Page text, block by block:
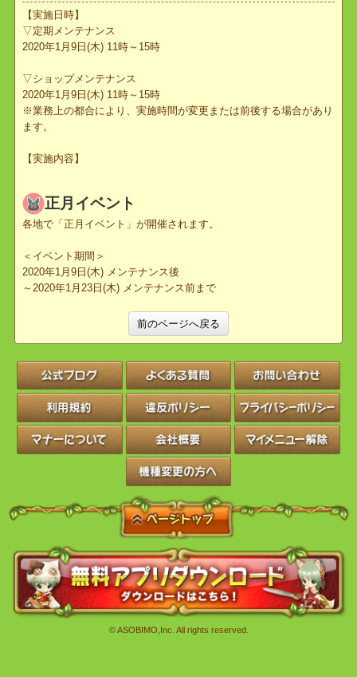
【実施日時】
2020年1月9日(木) 11時～15時
▽ショップメンテナンス
2020年1月9日(木) 11時～15時
ます。
【実施内容】
正月イベント
各地で「正月イベント」が開催されます。
2020年1月9日(木) メンテナンス後
～2020年1月23日(木) メンテナンス前まで
前のページへ戻る